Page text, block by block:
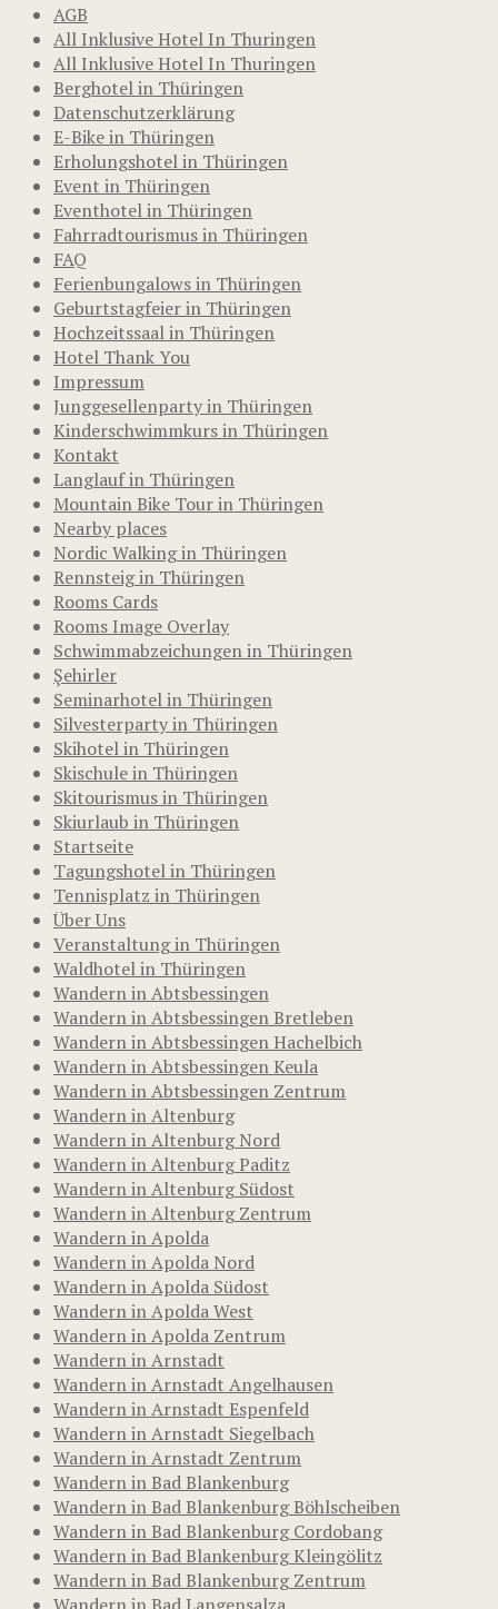
AGB
All Inklusive Hotel In Thuringen
All Inklusive Hotel In Thuringen
Berghotel in Thüringen
Datenschutzerklärung
E-Bike in Thüringen
Erholungshotel in Thüringen
Event in Thüringen
Eventhotel in Thüringen
Fahrradtourismus in Thüringen
FAQ
Ferienbungalows in Thüringen
Geburtstagfeier in Thüringen
Hochzeitssaal in Thüringen
Hotel Thank You
Impressum
Junggesellenparty in Thüringen
Kinderschwimmkurs in Thüringen
Kontakt
Langlauf in Thüringen
Mountain Bike Tour in Thüringen
Nearby places
Nordic Walking in Thüringen
Rennsteig in Thüringen
Rooms Cards
Rooms Image Overlay
Schwimmabzeichungen in Thüringen
Şehirler
Seminarhotel in Thüringen
Silvesterparty in Thüringen
Skihotel in Thüringen
Skischule in Thüringen
Skitourismus in Thüringen
Skiurlaub in Thüringen
Startseite
Tagungshotel in Thüringen
Tennisplatz in Thüringen
Über Uns
Veranstaltung in Thüringen
Waldhotel in Thüringen
Wandern in Abtsbessingen
Wandern in Abtsbessingen Bretleben
Wandern in Abtsbessingen Hachelbich
Wandern in Abtsbessingen Keula
Wandern in Abtsbessingen Zentrum
Wandern in Altenburg
Wandern in Altenburg Nord
Wandern in Altenburg Paditz
Wandern in Altenburg Südost
Wandern in Altenburg Zentrum
Wandern in Apolda
Wandern in Apolda Nord
Wandern in Apolda Südost
Wandern in Apolda West
Wandern in Apolda Zentrum
Wandern in Arnstadt
Wandern in Arnstadt Angelhausen
Wandern in Arnstadt Espenfeld
Wandern in Arnstadt Siegelbach
Wandern in Arnstadt Zentrum
Wandern in Bad Blankenburg
Wandern in Bad Blankenburg Böhlscheiben
Wandern in Bad Blankenburg Cordobang
Wandern in Bad Blankenburg Kleingölitz
Wandern in Bad Blankenburg Zentrum